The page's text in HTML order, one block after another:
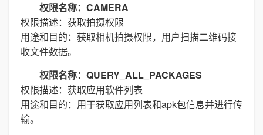
权限名称：CAMERA
权限描述：获取拍摄权限
用途和目的：获取相机拍摄权限，用户扫描二维码接
收文件数据。
权限名称：QUERY_ALL_PACKAGES
权限描述：获取应用软件列表
用途和目的：用于获取应用列表和apk包信息并进行传
输。